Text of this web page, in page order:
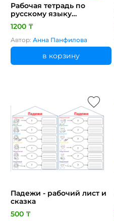
Рабочая тетрадь по
русскому языку
"Служебные части речи:
союз"
1200 ₸
Автор: Анна Панфилова
в корзину
Падежи - рабочий лист и
сказка
500 ₸